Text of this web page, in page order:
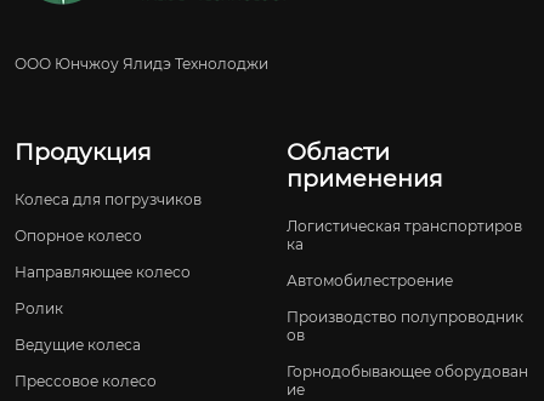
ООО Юнчжоу Ялидэ Технолоджи
Продукция
Колеса для погрузчиков
Опорное колесо
Направляющее колесо
Ролик
Ведущие колеса
Прессовое колесо
Области
применения
Логистическая транспортиров
ка
Автомобилестроение
Производство полупроводник
ов
Горнодобывающее оборудован
ие